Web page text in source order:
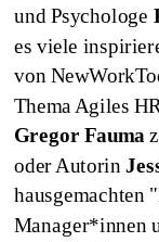
und Psychologe
es viele
von
Thema Agiles
Gregor Fauma
oder Autorin
hausgemachten
Manager*innen